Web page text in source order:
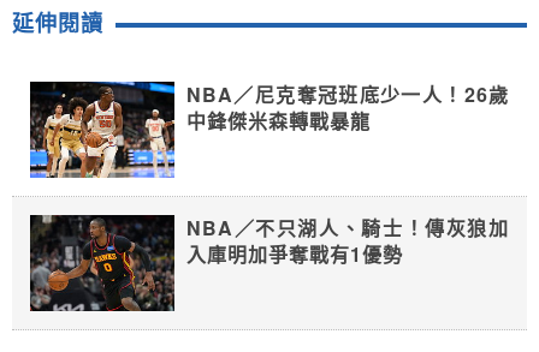
延伸閱讀
NBA／尼克奪冠班底少一人！26歲
中鋒傑米森轉戰暴龍
NBA／不只湖人、騎士！傳灰狼加
入庫明加爭奪戰有1優勢